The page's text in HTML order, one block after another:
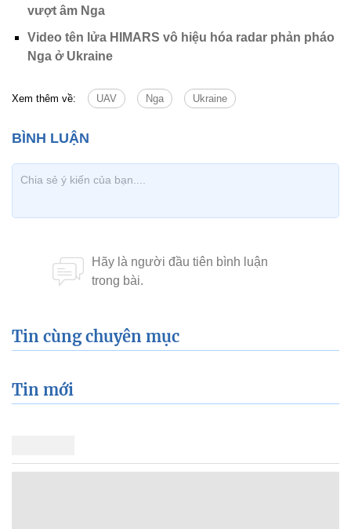
vượt âm Nga
Video tên lửa HIMARS vô hiệu hóa radar phản pháo
Nga ở Ukraine
Xem thêm về: UAV Nga Ukraine
Tin cùng chuyên mục
Tin mới